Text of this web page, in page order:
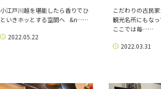
小江戸川越を堪能したら香りでひ
といきホッとする空間へ &n……
2022.05.22
こだわりの古民
観光名所にもなっ
ここでは毎……
2022.03.31